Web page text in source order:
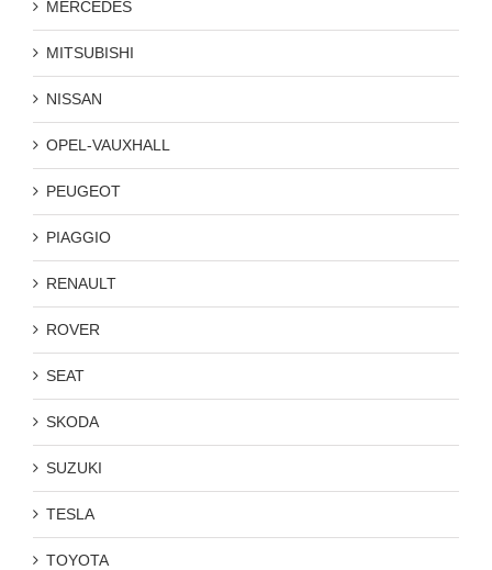
MERCEDES
MITSUBISHI
NISSAN
OPEL-VAUXHALL
PEUGEOT
PIAGGIO
RENAULT
ROVER
SEAT
SKODA
SUZUKI
TESLA
TOYOTA